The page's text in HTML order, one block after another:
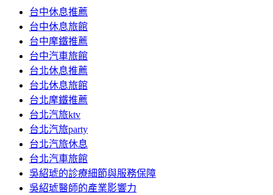
內
容
台中休息推薦
台中休息旅館
台中摩鐵推薦
台中汽車旅館
台北休息推薦
台北休息旅館
台北摩鐵推薦
台北汽旅ktv
台北汽旅party
台北汽旅休息
台北汽車旅館
吳紹琥的診療細節與服務保障
吳紹琥醫師的產業影響力